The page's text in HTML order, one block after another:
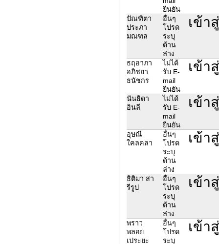
ยืนยัน
ปัณฑิตา
ประภา
มณฑล
อื่นๆ
โปรด
ระบุ
ด้าน
ล่าง
เข้า
ธฤอาภา
อภิชยา
ธนัชกร
ไม่ได้
รับ E-
mail
ยืนยัน
เข้า
นันธิดา
อินลี
ไม่ได้
รับ E-
mail
ยืนยัน
เข้า
อุษณี
ใคลคลา
อื่นๆ
โปรด
ระบุ
ด้าน
ล่าง
เข้า
ธิติมา สา
รีรูป
อื่นๆ
โปรด
ระบุ
ด้าน
ล่าง
เข้า
พราว
พลอย
เประยะ
อื่นๆ
โปรด
ระบุ
เข้า